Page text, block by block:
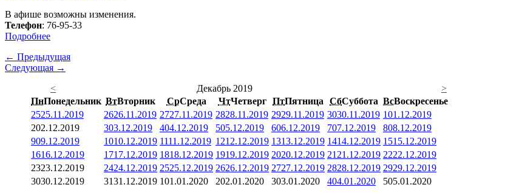
В афише возможны изменения.
Телефон: 76-95-33
Подробнее
← Предыдущая
Следующая →
<
Декабрь 2019
>
ПнПонедельник ВтВторник СрСреда ЧтЧетверг ПтПятница СбСуббота ВсВоскресенье
2525.11.2019 2626.11.2019 2727.11.2019 2828.11.2019 2929.11.2019 3030.11.2019 101.12.2019
202.12.2019 303.12.2019 404.12.2019 505.12.2019 606.12.2019 707.12.2019 808.12.2019
909.12.2019 1010.12.2019 1111.12.2019 1212.12.2019 1313.12.2019 1414.12.2019 1515.12.2019
1616.12.2019 1717.12.2019 1818.12.2019 1919.12.2019 2020.12.2019 21 21.12.2019 2222.12.2019
2323.12.2019 2424.12.2019 2525.12.2019 2626.12.2019 2727.12.2019 2828.12.2019 2929.12.2019
3030.12.2019 3131.12.2019 101.01.2020 202.01.2020 303.01.2020 404.01.2020 505.01.2020